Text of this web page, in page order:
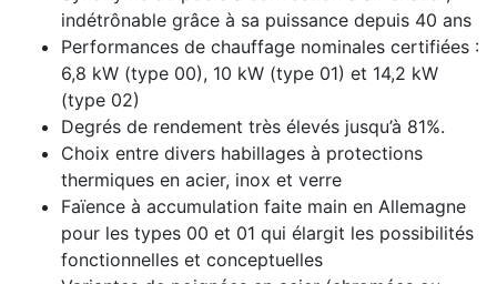
indétrônable grâce à sa puissance depuis 40 ans
Performances de chauffage nominales certifiées :
6,8 kW (type 00), 10 kW (type 01) et 14,2 kW
(type 02)
Degrés de rendement très élevés jusqu’à 81%.
Choix entre divers habillages à protections
thermiques en acier, inox et verre
Faïence à accumulation faite main en Allemagne
pour les types 00 et 01 qui élargit les possibilités
fonctionnelles et conceptuelles